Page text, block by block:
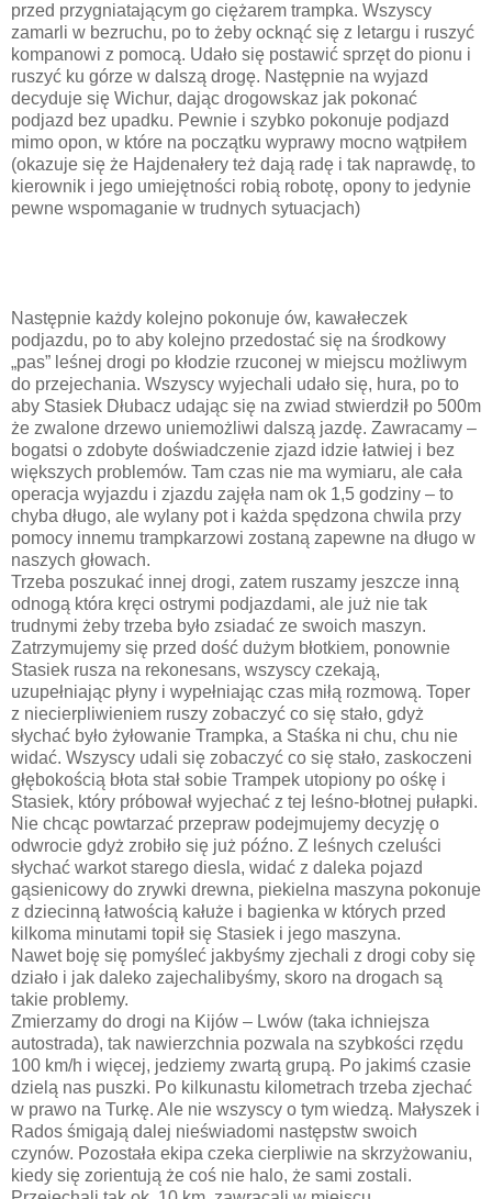
przed przygniatającym go ciężarem trampka. Wszyscy
zamarli w bezruchu, po to żeby ocknąć się z letargu i ruszyć
kompanowi z pomocą. Udało się postawić sprzęt do pionu i
ruszyć ku górze w dalszą drogę. Następnie na wyjazd
decyduje się Wichur, dając drogowskaz jak pokonać
podjazd bez upadku. Pewnie i szybko pokonuje podjazd
mimo opon, w które na początku wyprawy mocno wątpiłem
(okazuje się że Hajdenałery też dają radę i tak naprawdę, to
kierownik i jego umiejętności robią robotę, opony to jedynie
pewne wspomaganie w trudnych sytuacjach)
Następnie każdy kolejno pokonuje ów, kawałeczek
podjazdu, po to aby kolejno przedostać się na środkowy
„pas” leśnej drogi po kłodzie rzuconej w miejscu możliwym
do przejechania. Wszyscy wyjechali udało się, hura, po to
aby Stasiek Dłubacz udając się na zwiad stwierdził po 500m
że zwalone drzewo uniemożliwi dalszą jazdę. Zawracamy –
bogatsi o zdobyte doświadczenie zjazd idzie łatwiej i bez
większych problemów. Tam czas nie ma wymiaru, ale cała
operacja wyjazdu i zjazdu zajęła nam ok 1,5 godziny – to
chyba długo, ale wylany pot i każda spędzona chwila przy
pomocy innemu trampkarzowi zostaną zapewne na długo w
naszych głowach.
Trzeba poszukać innej drogi, zatem ruszamy jeszcze inną
odnogą która kręci ostrymi podjazdami, ale już nie tak
trudnymi żeby trzeba było zsiadać ze swoich maszyn.
Zatrzymujemy się przed dość dużym błotkiem, ponownie
Stasiek rusza na rekonesans, wszyscy czekają,
uzupełniając płyny i wypełniając czas miłą rozmową. Toper
z niecierpliwieniem ruszy zobaczyć co się stało, gdyż
słychać było żyłowanie Trampka, a Staśka ni chu, chu nie
widać. Wszyscy udali się zobaczyć co się stało, zaskoczeni
głębokością błota stał sobie Trampek utopiony po ośkę i
Stasiek, który próbował wyjechać z tej leśno-błotnej pułapki.
Nie chcąc powtarzać przepraw podejmujemy decyzję o
odwrocie gdyż zrobiło się już późno. Z leśnych czeluści
słychać warkot starego diesla, widać z daleka pojazd
gąsienicowy do zrywki drewna, piekielna maszyna pokonuje
z dziecinną łatwością kałuże i bagienka w których przed
kilkoma minutami topił się Stasiek i jego maszyna.
Nawet boję się pomyśleć jakbyśmy zjechali z drogi coby się
działo i jak daleko zajechalibyśmy, skoro na drogach są
takie problemy.
Zmierzamy do drogi na Kijów – Lwów (taka ichniejsza
autostrada), tak nawierzchnia pozwala na szybkości rzędu
100 km/h i więcej, jedziemy zwartą grupą. Po jakimś czasie
dzielą nas puszki. Po kilkunastu kilometrach trzeba zjechać
w prawo na Turkę. Ale nie wszyscy o tym wiedzą. Małyszek i
Rados śmigają dalej nieświadomi następstw swoich
czynów. Pozostała ekipa czeka cierpliwie na skrzyżowaniu,
kiedy się zorientują że coś nie halo, że sami zostali.